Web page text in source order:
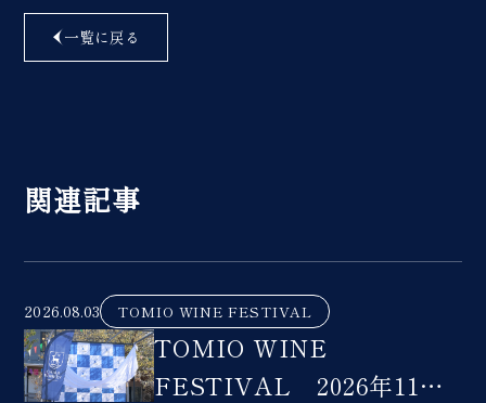
一覧に戻る
関連記事
2026.08.03 TOMIO WINE FESTIVAL
TOMIO WINE
FESTIVAL 2026年11月